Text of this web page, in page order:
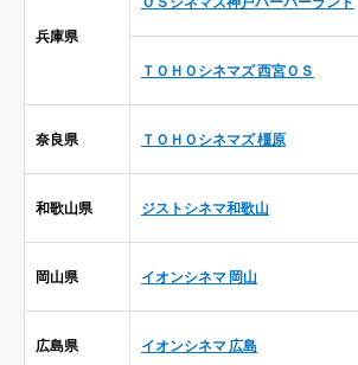
兵庫県
ＴＯＨＯシネマズ 西宮ＯＳ
奈良県 ＴＯＨＯシネマズ 橿原
和歌山県 ジストシネマ和歌山
岡山県 イオンシネマ 岡山
広島県 イオンシネマ 広島